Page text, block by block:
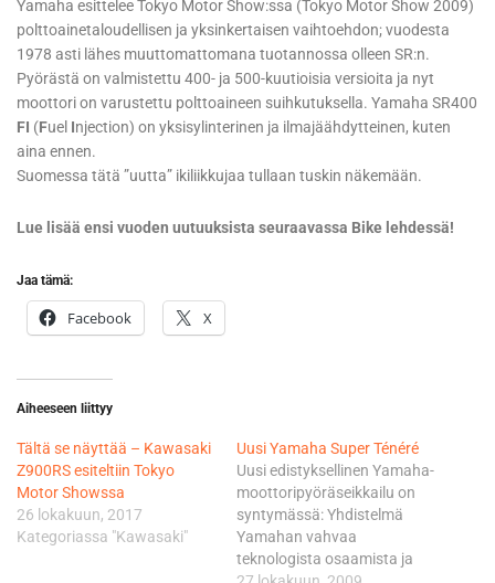
Yamaha esittelee Tokyo Motor Show:ssa (Tokyo Motor Show 2009)
polttoainetaloudellisen ja yksinkertaisen vaihtoehdon; vuodesta
1978 asti lähes muuttomattomana tuotannossa olleen SR:n.
Pyörästä on valmistettu 400- ja 500-kuutioisia versioita ja nyt
moottori on varustettu polttoaineen suihkutuksella. Yamaha SR400
FI (Fuel Injection) on yksisylinterinen ja ilmajäähdytteinen, kuten
aina ennen.
Suomessa tätä ”uutta” ikiliikkujaa tullaan tuskin näkemään.
Lue lisää ensi vuoden uutuuksista seuraavassa Bike lehdessä!
Jaa tämä:
Facebook X
Aiheeseen liittyy
Tältä se näyttää – Kawasaki
Z900RS esiteltiin Tokyo
Motor Showssa
26 lokakuun, 2017
Kategoriassa "Kawasaki"
Uusi Yamaha Super Ténéré
Uusi edistyksellinen Yamaha-
moottoripyöräseikkailu on
syntymässä: Yhdistelmä
Yamahan vahvaa
teknologista osaamista ja